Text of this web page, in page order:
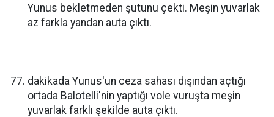
Yunus bekletmeden şutunu çekti. Meşin yuvarlak
az farkla yandan auta çıktı.
dakikada Yunus'un ceza sahası dışından açtığı
ortada Balotelli'nin yaptığı vole vuruşta meşin
yuvarlak farklı şekilde auta çıktı.